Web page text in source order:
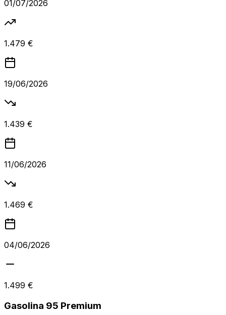
01/07/2026
1.479 €
19/06/2026
1.439 €
11/06/2026
1.469 €
04/06/2026
1.499 €
Gasolina 95 Premium